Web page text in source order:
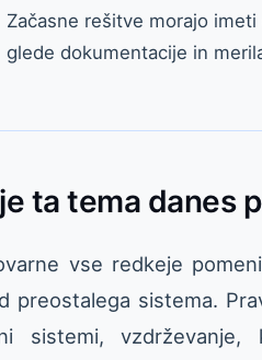
Začasne rešitve morajo
glede dokumentacije in
ta tema danes
vse redkeje
preostalega sistema.
sistemi,